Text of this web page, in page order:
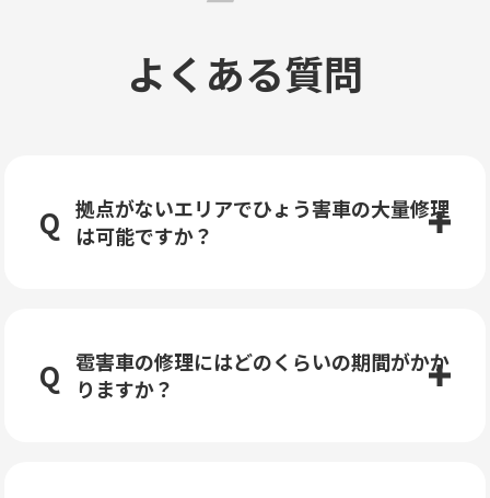
よくある質問
拠点がないエリアでひょう害車の大量修理
は可能ですか？
雹害車の修理にはどのくらいの期間がかか
りますか？